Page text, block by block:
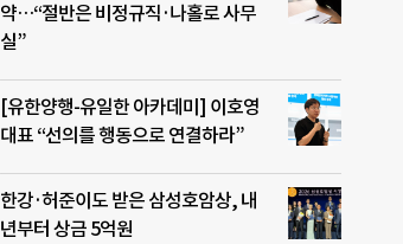
약…“절반은 비정규직·나홀로 사무
실”
[유한양행-유일한 아카데미] 이호영
대표 “선의를 행동으로 연결하라”
한강·허준이도 받은 삼성호암상, 내
년부터 상금 5억원